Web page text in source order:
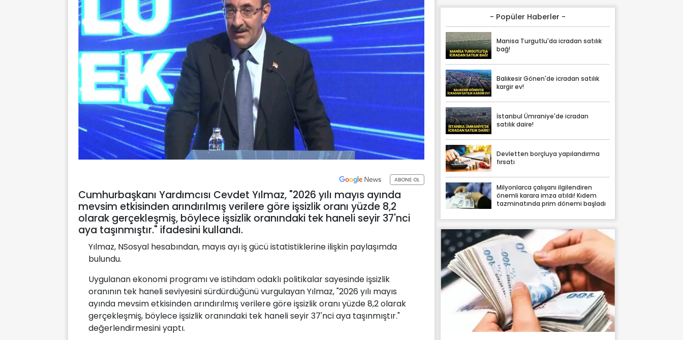
ABONE OL
Cumhurbaşkanı Yardımcısı Cevdet Yılmaz, "2026 yılı mayıs ayında
mevsim etkisinden arındırılmış verilere göre işsizlik oranı yüzde 8,2
olarak gerçekleşmiş, böylece işsizlik oranındaki tek haneli seyir 37'nci
aya taşınmıştır." ifadesini kullandı.
Yılmaz, NSosyal hesabından, mayıs ayı iş gücü istatistiklerine ilişkin paylaşımda
bulundu.
Uygulanan ekonomi programı ve istihdam odaklı politikalar sayesinde işsizlik
oranının tek haneli seviyesini sürdürdüğünü vurgulayan Yılmaz, "2026 yılı mayıs
ayında mevsim etkisinden arındırılmış verilere göre işsizlik oranı yüzde 8,2 olarak
gerçekleşmiş, böylece işsizlik oranındaki tek haneli seyir 37'nci aya taşınmıştır."
değerlendirmesini yaptı.
- Popüler Haberler -
Manisa Turgutlu'da icradan satılık
bağ!
Balıkesir Gönen'de icradan satılık
kargir ev!
İstanbul Ümraniye'de icradan
satılık daire!
Devletten borçluya yapılandırma
fırsatı
Milyonlarca çalışanı ilgilendiren
önemli karara imza atıldı! Kıdem
tazminatında prim dönemi başladı